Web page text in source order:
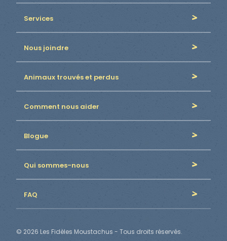
Services
Nous joindre
Animaux trouvés et perdus
Comment nous aider
Blogue
Qui sommes-nous
FAQ
© 2026 Les Fidèles Moustachus - Tous droits réservés.